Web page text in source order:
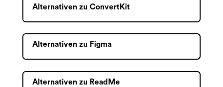
Alternativen zu ConvertKit
Alternativen zu Figma
Alternativen zu ReadMe